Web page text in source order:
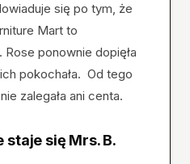
się po tym, że
Mart to
Rose ponownie dopięła
pokochała. Od tego
zalegała ani centa.
staje się Mrs. B.